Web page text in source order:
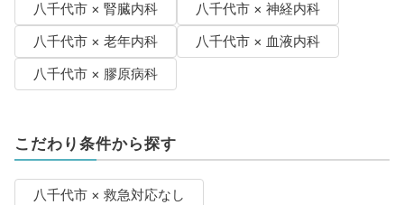
八千代市 × 腎臓内科
八千代市 × 神経内科
八千代市 × 老年内科
八千代市 × 血液内科
八千代市 × 膠原病科
こだわり条件から探す
八千代市 × 救急対応なし